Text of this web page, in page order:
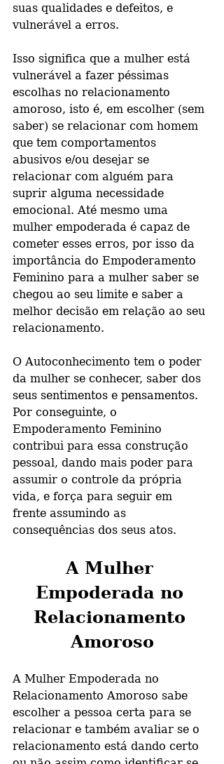
suas qualidades e defeitos, e
vulnerável a erros.
Isso significa que a mulher está
vulnerável a fazer péssimas
escolhas no relacionamento
amoroso, isto é, em escolher (sem
saber) se relacionar com homem
que tem comportamentos
abusivos e/ou desejar se
relacionar com alguém para
suprir alguma necessidade
emocional. Até mesmo uma
mulher empoderada é capaz de
cometer esses erros, por isso da
importância do Empoderamento
Feminino para a mulher saber se
chegou ao seu limite e saber a
melhor decisão em relação ao seu
relacionamento.
O Autoconhecimento tem o poder
da mulher se conhecer, saber dos
seus sentimentos e pensamentos.
Por conseguinte, o
Empoderamento Feminino
contribui para essa construção
pessoal, dando mais poder para
assumir o controle da própria
vida, e força para seguir em
frente assumindo as
consequências dos seus atos.
A Mulher
Empoderada no
Relacionamento
Amoroso
A Mulher Empoderada no
Relacionamento Amoroso sabe
escolher a pessoa certa para se
relacionar e também avaliar se o
relacionamento está dando certo